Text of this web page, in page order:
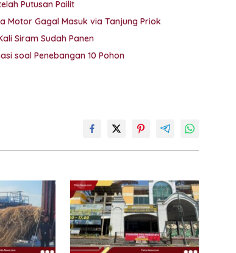
Putusan Pailit
Motor Gagal Masuk via Tanjung Priok
Siram Sudah Panen
soal Penebangan 10 Pohon